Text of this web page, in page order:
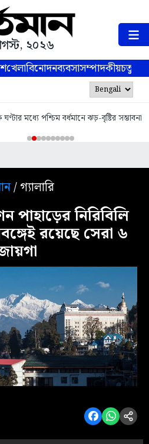
২০২৬
খেলাবিনোদনব্যবসাসম্পাদকীয়
মধ্যে পশ্চিম বর্ধমানে ঝড়-বৃষ্টির সম্ভাবনা
/ গ্যালারি
পাহাড়ের নিরিবিলি
রয়েছে সেরা ৬